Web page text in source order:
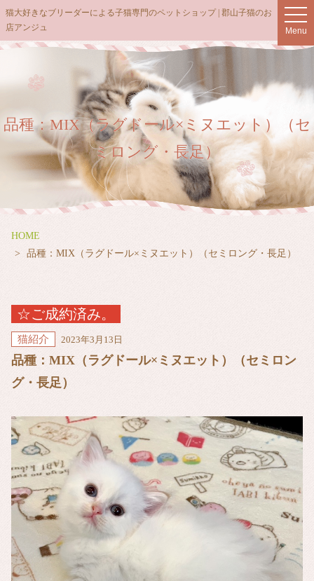
t
o
g
a
v
i
g
a
t
Menu
猫大好きなブリーダーによる子猫専門のペットショップ | 郡山子猫のお
店アンジュ
品種：MIX（ラグドール×ミヌエット）（セ
ミロング・長足）
HOME
品種：MIX（ラグドール×ミヌエット）（セミロング・長足）
☆ご成約済み。
猫紹介 2023年3月13日
品種：MIX（ラグドール×ミヌエット）（セミロン
グ・長足）